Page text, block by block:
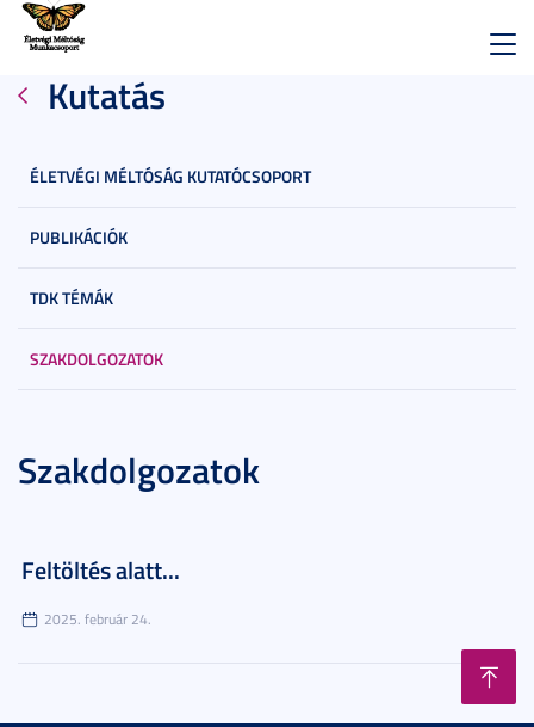
Kutatás
ÉLETVÉGI MÉLTÓSÁG KUTATÓCSOPORT
PUBLIKÁCIÓK
TDK TÉMÁK
SZAKDOLGOZATOK
Szakdolgozatok
Feltöltés alatt...
2025. február 24.